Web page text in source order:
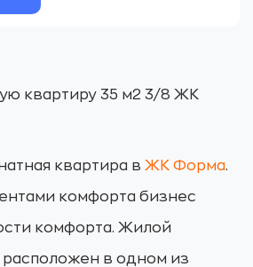
квартиру 35 м2 3/8 ЖК
квартира в ЖК Форма.
комфорта бизнес
комфорта. Жилой
в одном из